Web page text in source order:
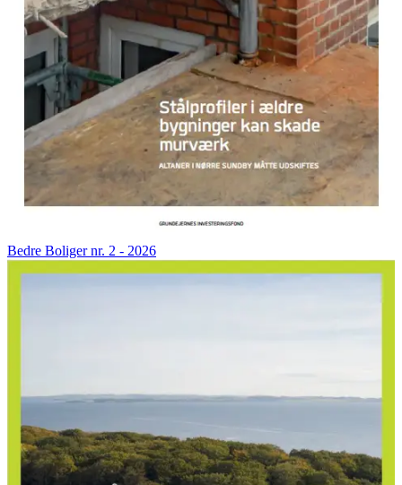
Bedre Boliger nr. 2 - 2026